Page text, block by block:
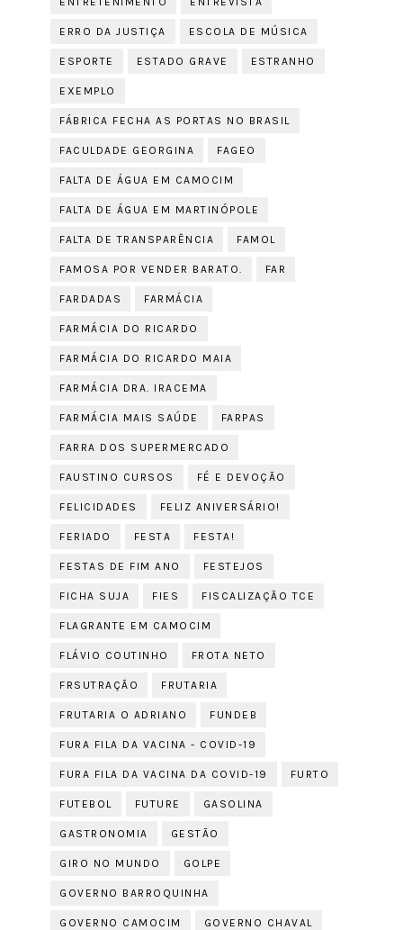
ERRO DA JUSTIÇA ESCOLA DE MÚSICA
ESPORTE ESTADO GRAVE ESTRANHO
EXEMPLO
FÁBRICA FECHA AS PORTAS NO BRASIL
FACULDADE GEORGINA FAGEO
FALTA DE ÁGUA EM CAMOCIM
FALTA DE ÁGUA EM MARTINÓPOLE
FALTA DE TRANSPARÊNCIA FAMOL
FAMOSA POR VENDER BARATO. FAR
FARDADAS FARMÁCIA
FARMÁCIA DO RICARDO
FARMÁCIA DO RICARDO MAIA
FARMÁCIA DRA. IRACEMA
FARMÁCIA MAIS SAÚDE FARPAS
FARRA DOS SUPERMERCADO
FAUSTINO CURSOS FÉ E DEVOÇÃO
FELICIDADES FELIZ ANIVERSÁRIO!
FERIADO FESTA FESTA!
FESTAS DE FIM ANO FESTEJOS
FICHA SUJA FIES FISCALIZAÇÃO TCE
FLAGRANTE EM CAMOCIM
FLÁVIO COUTINHO FROTA NETO
FRSUTRAÇÃO FRUTARIA
FRUTARIA O ADRIANO FUNDEB
FURA FILA DA VACINA - COVID-19
FURA FILA DA VACINA DA COVID-19 FURTO
FUTEBOL FUTURE GASOLINA
GASTRONOMIA GESTÃO
GIRO NO MUNDO GOLPE
GOVERNO BARROQUINHA
GOVERNO CAMOCIM GOVERNO CHAVAL